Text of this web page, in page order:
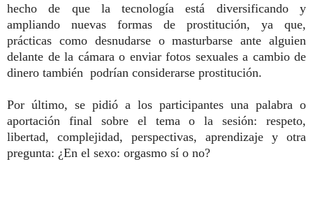
hecho de que la tecnología está diversificando y
ampliando nuevas formas de prostitución, ya que,
prácticas como desnudarse o masturbarse ante alguien
delante de la cámara o enviar fotos sexuales a cambio de
dinero también podrían considerarse prostitución.
Por último, se pidió a los participantes una palabra o
aportación final sobre el tema o la sesión: respeto,
libertad, complejidad, perspectivas, aprendizaje y otra
pregunta: ¿En el sexo: orgasmo sí o no?